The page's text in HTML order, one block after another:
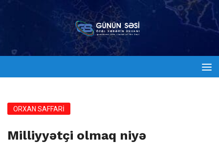
ORXAN SAFFARI
Milliyyətçi olmaq niyə